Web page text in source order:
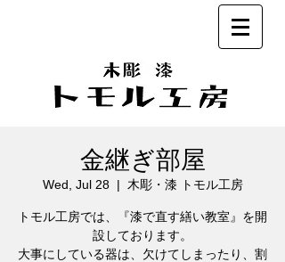
金継ぎ部屋
Wed, Jul 28
  |
木彫・漆 トモル工房
トモル工房では、『漆で直す繕い教室』を開
設しております。
大事にしている器は、欠けてしまったり、割